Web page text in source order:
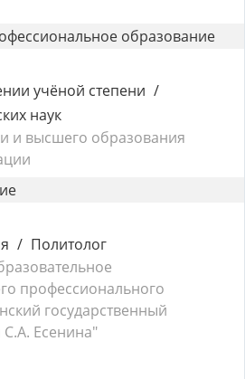
образование
учёной степени
наук
и высшего образования
Политолог
профессионального
государственный
Есенина"